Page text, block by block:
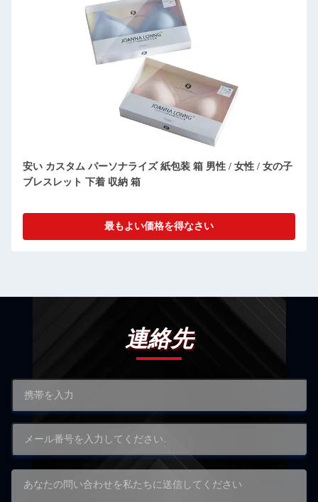
豪華な招待状 結婚式 高級紙箱 ギフトボックス ドアを2回開
ける 化粧品パッケージボックス
最もよい価格を得なさい
連絡先